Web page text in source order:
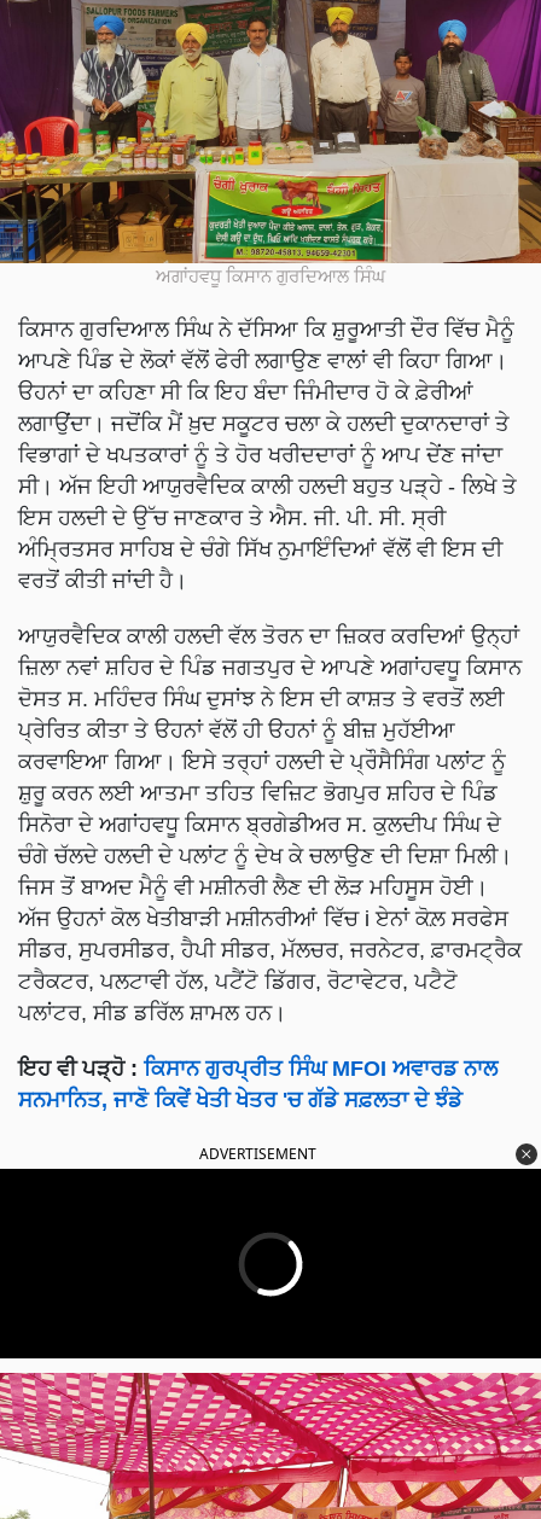
ਅਗਾਂਹਵਧੂ ਕਿਸਾਨ ਗੁਰਦਿਆਲ ਸਿੰਘ
ਕਿਸਾਨ ਗੁਰਦਿਆਲ ਸਿੰਘ ਨੇ ਦੱਸਿਆ ਕਿ ਸ਼ੁਰੂਆਤੀ ਦੌਰ ਵਿੱਚ ਮੈਨੂੰ
ਆਪਣੇ ਪਿੰਡ ਦੇ ਲੋਕਾਂ ਵੱਲੋਂ ਫੇਰੀ ਲਗਾਉਣ ਵਾਲਾਂ ਵੀ ਕਿਹਾ ਗਿਆ।
ੳਹਨਾਂ ਦਾ ਕਹਿਣਾ ਸੀ ਕਿ ਇਹ ਬੰਦਾ ਜਿੰਮੀਦਾਰ ਹੋ ਕੇ ਫ਼ੇਰੀਆਂ
ਲਗਾਉਂਦਾ। ਜਦੋਂਕਿ ਮੈਂ ਖ਼ੁਦ ਸਕੂਟਰ ਚਲਾ ਕੇ ਹਲਦੀ ਦੁਕਾਨਦਾਰਾਂ ਤੇ
ਵਿਭਾਗਾਂ ਦੇ ਖਪਤਕਾਰਾਂ ਨੂੰ ਤੇ ਹੋਰ ਖਰੀਦਦਾਰਾਂ ਨੂੰ ਆਪ ਦੇਂਣ ਜਾਂਦਾ
ਸੀ। ਅੱਜ ਇਹੀ ਆਯੁਰਵੈਦਿਕ ਕਾਲੀ ਹਲਦੀ ਬਹੁਤ ਪੜ੍ਹੇ - ਲਿਖੇ ਤੇ
ਇਸ ਹਲਦੀ ਦੇ ਉੱਚ ਜਾਣਕਾਰ ਤੇ ਐਸ. ਜੀ. ਪੀ. ਸੀ. ਸ੍ਰੀ
ਅੰਮ੍ਰਿਤਸਰ ਸਾਹਿਬ ਦੇ ਚੰਗੇ ਸਿੱਖ ਨੁਮਾਇੰਦਿਆਂ ਵੱਲੋਂ ਵੀ ਇਸ ਦੀ
ਵਰਤੋਂ ਕੀਤੀ ਜਾਂਦੀ ਹੈ।
ਆਯੁਰਵੈਦਿਕ ਕਾਲੀ ਹਲਦੀ ਵੱਲ ਤੋਰਨ ਦਾ ਜ਼ਿਕਰ ਕਰਦਿਆਂ ਉਨ੍ਹਾਂ
ਜ਼ਿਲਾ ਨਵਾਂ ਸ਼ਹਿਰ ਦੇ ਪਿੰਡ ਜਗਤਪੁਰ ਦੇ ਆਪਣੇ ਅਗਾਂਹਵਧੂ ਕਿਸਾਨ
ਦੋਸਤ ਸ. ਮਹਿੰਦਰ ਸਿੰਘ ਦੁਸਾਂਝ ਨੇ ਇਸ ਦੀ ਕਾਸ਼ਤ ਤੇ ਵਰਤੋਂ ਲਈ
ਪ੍ਰੇਰਿਤ ਕੀਤਾ ਤੇ ੳਹਨਾਂ ਵੱਲੋਂ ਹੀ ੳਹਨਾਂ ਨੂੰ ਬੀਜ਼ ਮੁਹੱਈਆ
ਕਰਵਾਇਆ ਗਿਆ। ਇਸੇ ਤਰ੍ਹਾਂ ਹਲਦੀ ਦੇ ਪ੍ਰੌਸੈਸਿੰਗ ਪਲਾਂਟ ਨੂੰ
ਸ਼ੁਰੂ ਕਰਨ ਲਈ ਆਤਮਾ ਤਹਿਤ ਵਿਜ਼ਿਟ ਭੋਗਪੁਰ ਸ਼ਹਿਰ ਦੇ ਪਿੰਡ
ਸਿਨੋਰਾ ਦੇ ਅਗਾਂਹਵਧੂ ਕਿਸਾਨ ਬ੍ਰਗੇਡੀਅਰ ਸ. ਕੁਲਦੀਪ ਸਿੰਘ ਦੇ
ਚੰਗੇ ਚੱਲਦੇ ਹਲਦੀ ਦੇ ਪਲਾਂਟ ਨੂੰ ਦੇਖ ਕੇ ਚਲਾਉਣ ਦੀ ਦਿਸ਼ਾ ਮਿਲੀ।
ਜਿਸ ਤੋਂ ਬਾਅਦ ਮੈਨੂੰ ਵੀ ਮਸ਼ੀਨਰੀ ਲੈਣ ਦੀ ਲੋੜ ਮਹਿਸੂਸ ਹੋਈ।
ਅੱਜ ਉਹਨਾਂ ਕੋਲ ਖੇਤੀਬਾੜੀ ਮਸ਼ੀਨਰੀਆਂ ਵਿੱਚ i ਏਨਾਂ ਕੋਲ਼ ਸਰਫੇਸ
ਸੀਡਰ, ਸੁਪਰਸੀਡਰ, ਹੈਪੀ ਸੀਡਰ, ਮੱਲਚਰ, ਜਰਨੇਟਰ, ਫ਼ਾਰਮਟ੍ਰੈਕ
ਟਰੈਕਟਰ, ਪਲਟਾਵੀ ਹੱਲ, ਪਟੈਂਟੋ ਡਿੱਗਰ, ਰੋਟਾਵੇਟਰ, ਪਟੈਟੋ
ਪਲਾਂਟਰ, ਸੀਡ ਡਰਿੱਲ ਸ਼ਾਮਲ ਹਨ।
ਇਹ ਵੀ ਪੜ੍ਹੋ :ਕਿਸਾਨ ਗੁਰਪ੍ਰੀਤ ਸਿੰਘ MFOI ਅਵਾਰਡ ਨਾਲ
ਸਨਮਾਨਿਤ, ਜਾਣੋ ਕਿਵੇਂ ਖੇਤੀ ਖੇਤਰ 'ਚ ਗੱਡੇ ਸਫ਼ਲਤਾ ਦੇ ਝੰਡੇ
ADVERTISEMENT